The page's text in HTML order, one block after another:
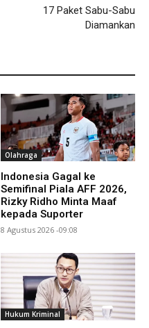
17 Paket Sabu-Sabu
Diamankan
Olahraga
Indonesia Gagal ke
Semifinal Piala AFF 2026,
Rizky Ridho Minta Maaf
kepada Suporter
8 Agustus 2026 -09:08
Hukum Kriminal